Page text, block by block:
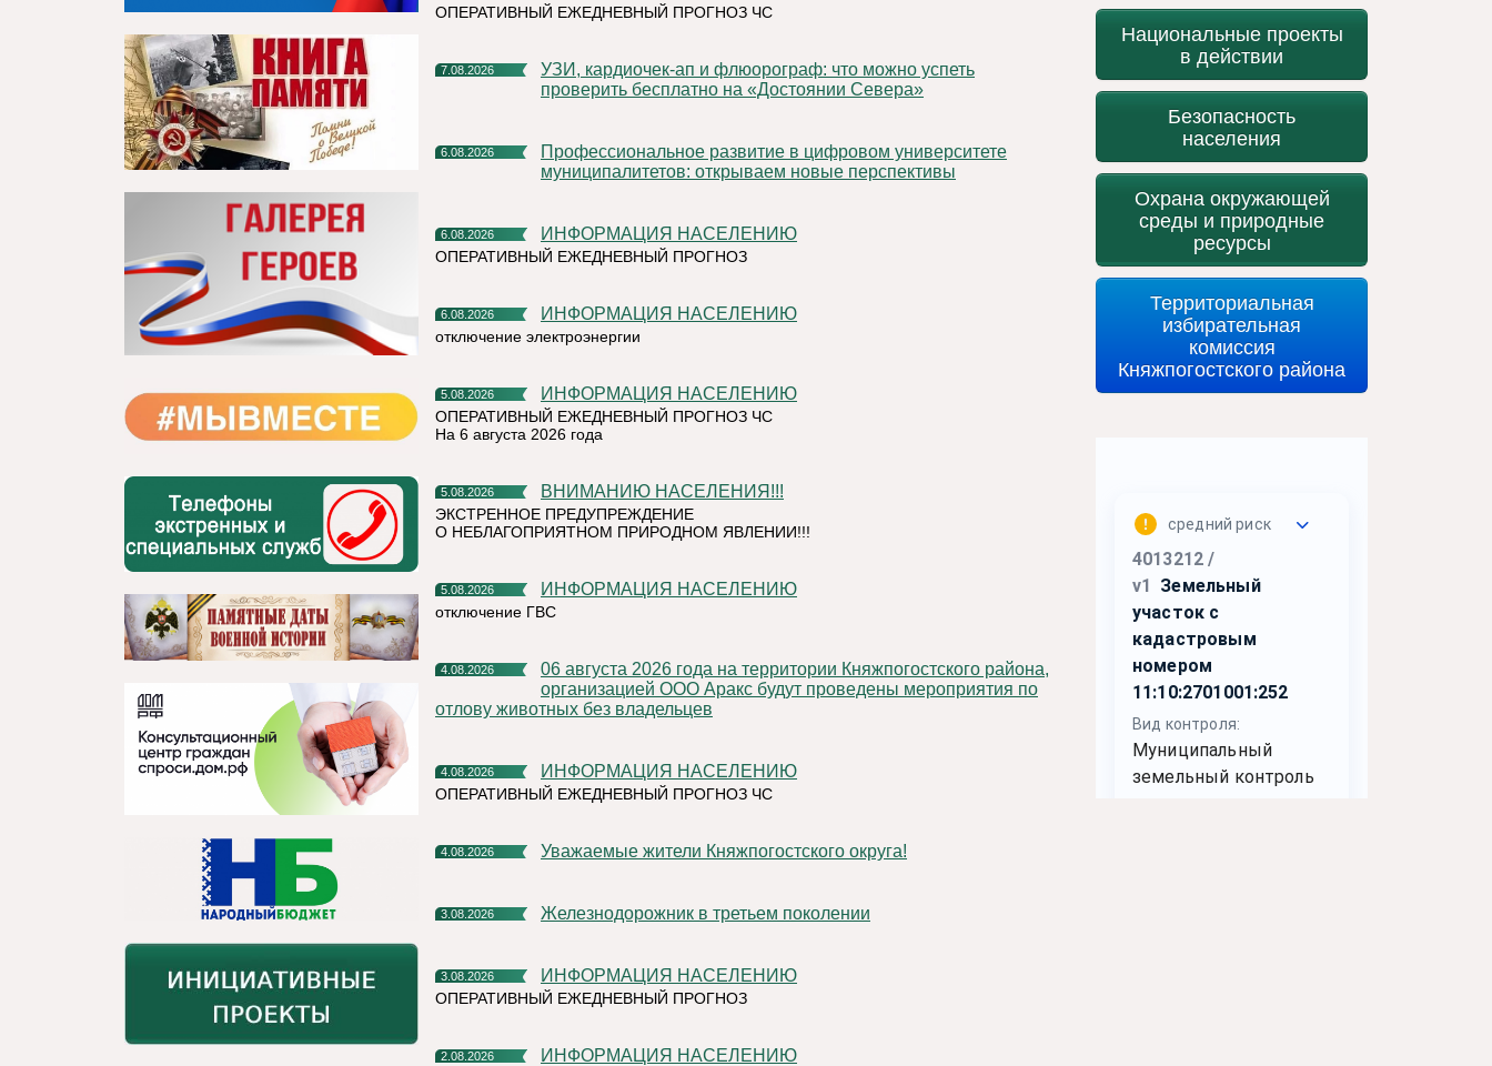
ОПЕРАТИВНЫЙ ЕЖЕДНЕВНЫЙ ПРОГНОЗ ЧС
7.08.2026
УЗИ, кардиочек-ап и флюорограф: что можно успеть
проверить бесплатно на «Достоянии Севера»
6.08.2026
Профессиональное развитие в цифровом университете
муниципалитетов: открываем новые перспективы
6.08.2026 ИНФОРМАЦИЯ НАСЕЛЕНИЮ
ОПЕРАТИВНЫЙ ЕЖЕДНЕВНЫЙ ПРОГНОЗ
6.08.2026 ИНФОРМАЦИЯ НАСЕЛЕНИЮ
отключение электроэнергии
5.08.2026 ИНФОРМАЦИЯ НАСЕЛЕНИЮ
ОПЕРАТИВНЫЙ ЕЖЕДНЕВНЫЙ ПРОГНОЗ ЧС
На 6 августа 2026 года
5.08.2026 ВНИМАНИЮ НАСЕЛЕНИЯ!!!
ЭКСТРЕННОЕ ПРЕДУПРЕЖДЕНИЕ
О НЕБЛАГОПРИЯТНОМ ПРИРОДНОМ ЯВЛЕНИИ!!!
5.08.2026 ИНФОРМАЦИЯ НАСЕЛЕНИЮ
отключение ГВС
4.08.2026
06 августа 2026 года на территории Княжпогостского района,
организацией ООО Аракс будут проведены мероприятия по
отлову животных без владельцев
4.08.2026 ИНФОРМАЦИЯ НАСЕЛЕНИЮ
ОПЕРАТИВНЫЙ ЕЖЕДНЕВНЫЙ ПРОГНОЗ ЧС
4.08.2026 Уважаемые жители Княжпогостского округа!
3.08.2026 Железнодорожник в третьем поколении
3.08.2026 ИНФОРМАЦИЯ НАСЕЛЕНИЮ
ОПЕРАТИВНЫЙ ЕЖЕДНЕВНЫЙ ПРОГНОЗ
2.08.2026 ИНФОРМАЦИЯ НАСЕЛЕНИЮ
Национальные проекты
в действии
Безопасность
населения
Охрана окружающей
среды и природные
ресурсы
Территориальная
избирательная
комиссия
Княжпогостского района